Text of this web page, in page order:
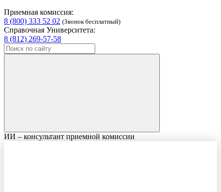
Приемная комиссия:
8 (800) 333 52 02 (Звонок бесплатный)
Справочная Университета:
8 (812) 269-57-58
ИИ – консультант приемной комиссии